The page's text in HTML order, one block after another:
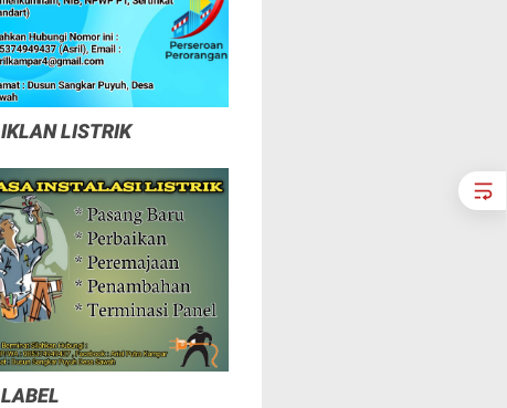
IKLAN LISTRIK
LABEL